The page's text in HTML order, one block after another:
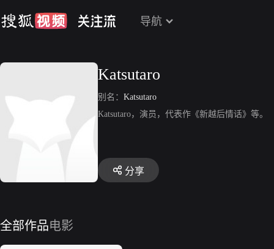
导航
Katsutaro
别名： Katsutaro
Katsutaro，演员，代表作《新越后情话》等。
分享
全部作品电影